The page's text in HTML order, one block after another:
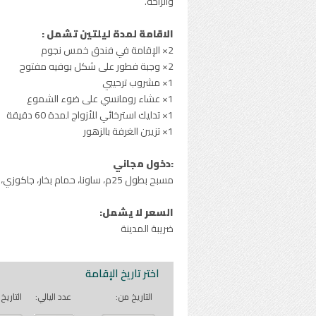
الاقامة لمدة ليلتين تشمل :
2× الإقامة في فندق خمس نجوم
2× وجبة فطور على شكل بوفيه مفتوح
1× مشروب ترحيبي
1× عشاء رومانسي على ضوء الشموع
1× تدليك استرخائي للأزواج لمدة 60 دقيقة
1× تزيين الغرفة بالزهور
:دخول مجاني
مسبح بطول 25م، ساونا، حمام بخار، جاكوزي، ممر كنايب، حمامات متباينة، وصالة اللياقة البدنية
السعر لا يشمل:
ضريبة المدينة
اختر تاريخ الإقامة
التاريخ من: عدد اليالي: